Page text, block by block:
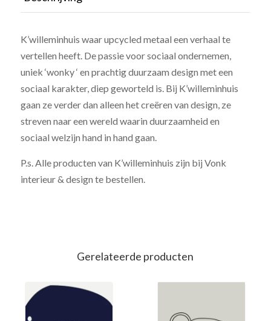
K’willeminhuis waar upcycled metaal een verhaal te
vertellen heeft. De passie voor sociaal ondernemen,
uniek ‘wonky ‘ en prachtig duurzaam design met een
sociaal karakter, diep geworteld is. Bij K’willeminhuis
gaan ze verder dan alleen het creëren van design, ze
streven naar een wereld waarin duurzaamheid en
sociaal welzijn hand in hand gaan.
P.s. Alle producten van K’willeminhuis zijn bij Vonk
interieur & design te bestellen.
Gerelateerde producten